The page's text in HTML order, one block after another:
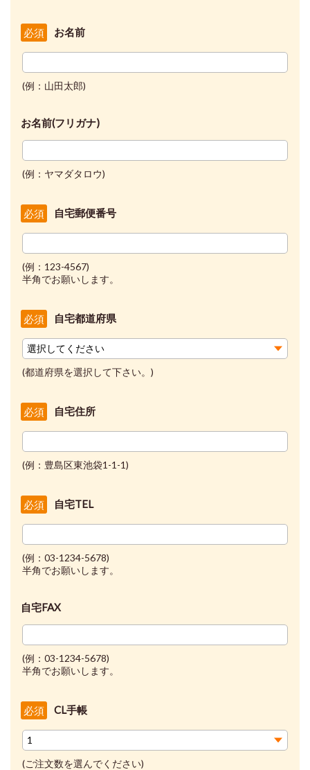
お名前
必須
(例：山田太郎)
お名前(フリガナ)
(例：ヤマダタロウ)
自宅郵便番号
必須
(例：123-4567)
半角でお願いします。
自宅都道府県
必須
(都道府県を選択して下さい。)
自宅住所
必須
(例：豊島区東池袋1-1-1)
自宅TEL
必須
(例：03-1234-5678)
半角でお願いします。
自宅FAX
(例：03-1234-5678)
半角でお願いします。
CL手帳
必須
(ご注文数を選んでください)